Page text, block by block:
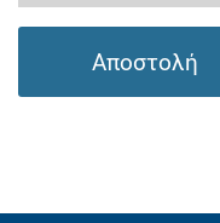
Αποστολή